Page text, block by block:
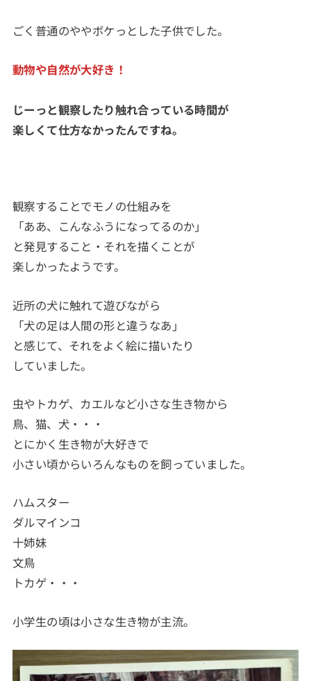
ごく普通のややボケっとした子供でした。
動物や自然が大好き！
じーっと観察したり触れ合っている時間が
楽しくて仕方なかったんですね。
観察することでモノの仕組みを
「ああ、こんなふうになってるのか」
と発見すること・それを描くことが
楽しかったようです。
近所の犬に触れて遊びながら
「犬の足は人間の形と違うなあ」
と感じて、それをよく絵に描いたり
していました。
虫やトカゲ、カエルなど小さな生き物から
鳥、猫、犬・・・
とにかく生き物が大好きで
小さい頃からいろんなものを飼っていました。
ハムスター
ダルマインコ
十姉妹
文鳥
トカゲ・・・
小学生の頃は小さな生き物が主流。